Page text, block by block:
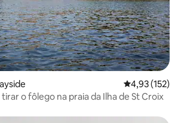
4,93 de uma
4,93 (152)
o fôlego na praia da Ilha de St Croix